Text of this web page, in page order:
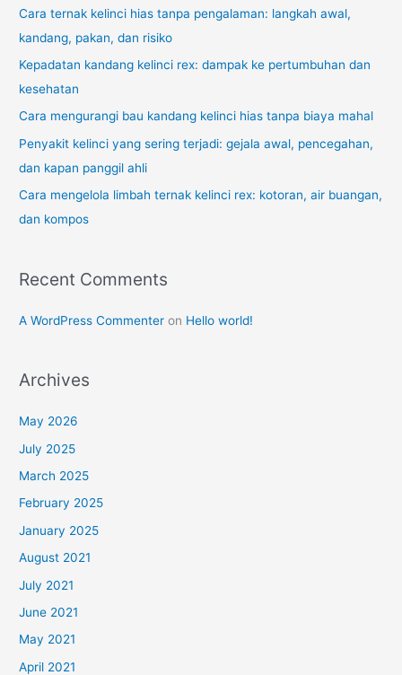
h
f
o
r
:
Cara ternak kelinci hias tanpa pengalaman: langkah awal,
kandang, pakan, dan risiko
Kepadatan kandang kelinci rex: dampak ke pertumbuhan dan
kesehatan
Cara mengurangi bau kandang kelinci hias tanpa biaya mahal
Penyakit kelinci yang sering terjadi: gejala awal, pencegahan,
dan kapan panggil ahli
Cara mengelola limbah ternak kelinci rex: kotoran, air buangan,
dan kompos
Recent Comments
A WordPress Commenter on Hello world!
Archives
May 2026
July 2025
March 2025
February 2025
January 2025
August 2021
July 2021
June 2021
May 2021
April 2021